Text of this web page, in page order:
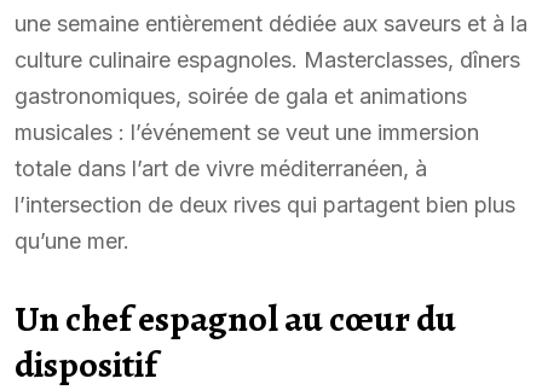
une semaine entièrement dédiée aux saveurs et à la
culture culinaire espagnoles. Masterclasses, dîners
gastronomiques, soirée de gala et animations
musicales : l’événement se veut une immersion
totale dans l’art de vivre méditerranéen, à
l’intersection de deux rives qui partagent bien plus
qu’une mer.
Un chef espagnol au cœur du
dispositif